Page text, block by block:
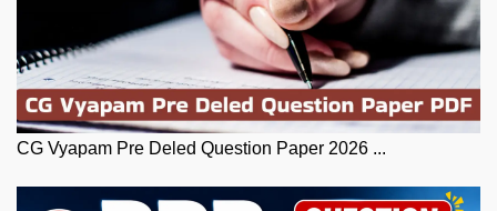
CG Vyapam Pre Deled Question Paper 2026 ...